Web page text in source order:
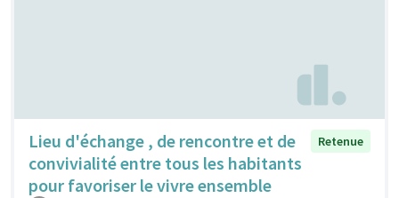
Lieu d'échange , de rencontre et de
convivialité entre tous les habitants
pour favoriser le vivre ensemble
Retenue